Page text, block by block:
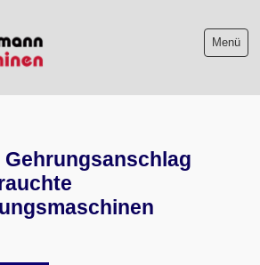
Menü
Gehrungsanschlag